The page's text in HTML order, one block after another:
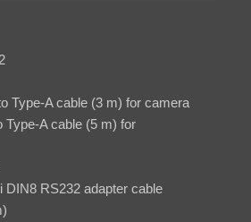
Type-A cable (3 m) for camera
Type-A cable (5 m) for
DIN8 RS232 adapter cable